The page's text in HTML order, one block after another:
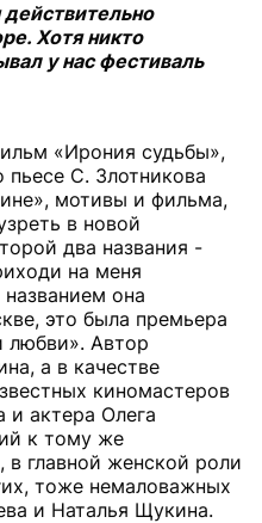
Хотя никто
у нас фестиваль
«Ирония судьбы»,
пьесе С. Злотникова
мотивы и фильма,
в новой
два названия -
на меня
она
это была премьера
любви». Автор
а в качестве
киномастеров
и актера Олега
к тому же
в главной женской роли
тоже немаловажных
и Наталья Щукина.